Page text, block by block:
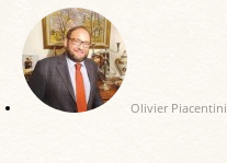
Olivier Piacentini